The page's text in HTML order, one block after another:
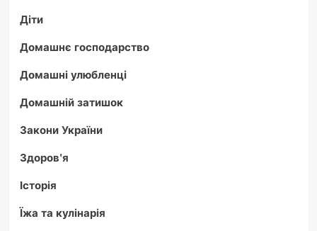
Діти
Домашнє господарство
Домашні улюбленці
Домашній затишок
Закони України
Здоров'я
Історія
Їжа та кулінарія